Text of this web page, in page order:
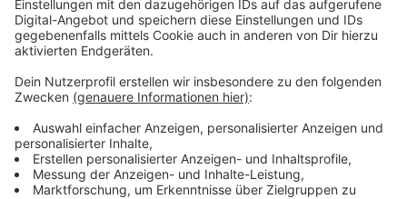
Anzeige
Täterbeschreibung zum Räuber aus
Heiligenhaus:
Anzeige